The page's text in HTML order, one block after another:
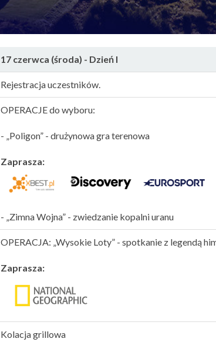
17 czerwca (środa) - Dzień I
Rejestracja uczestników.
OPERACJE do wyboru:
- „Poligon” - drużynowa gra terenowa
Zaprasza:
- „Zimna Wojna” - zwiedzanie kopalni uranu
OPERACJA: „Wysokie Loty” - spotkanie z legendą
Zaprasza:
Kolacja grillowa